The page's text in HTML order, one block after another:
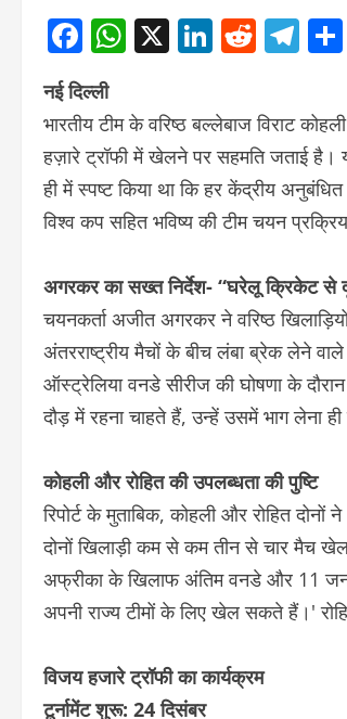
Facebook
WhatsApp
X LinkedIn
Reddit
नई दिल्ली
भारतीय टीम के वरिष्ठ बल्लेबाज विराट
हज़ारे ट्रॉफी में खेलने पर सहमति जताई है।
ही में स्पष्ट किया था कि हर केंद्रीय
विश्व कप सहित भविष्य की टीम चयन
अगरकर का सख्त निर्देश- “घरेलू क्रिकेट से
चयनकर्ता अजीत अगरकर ने वरिष्ठ
अंतरराष्ट्रीय मैचों के बीच लंबा ब्रेक लेने वाले
ऑस्ट्रेलिया वनडे सीरीज की घोषणा के
दौड़ में रहना चाहते हैं, उन्हें उसमें भाग लेना ही
कोहली और रोहित की उपलब्धता की पुष्टि
रिपोर्ट के मुताबिक, कोहली और रोहित
दोनों खिलाड़ी कम से कम तीन से चार मैच
अफ्रीका के खिलाफ अंतिम वनडे और 11
अपनी राज्य टीमों के लिए खेल सकते हैं।'
विजय हजारे ट्रॉफी का कार्यक्रम
टूर्नामेंट शुरू: 24 दिसंबर